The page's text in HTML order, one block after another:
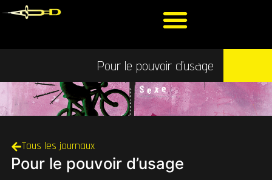
Pour le pouvoir d’usage
Tous les journaux
Pour le pouvoir d’usage